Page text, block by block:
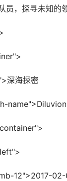
员，探寻未知的
深海探密
name">Diluvion
12">2017-02-